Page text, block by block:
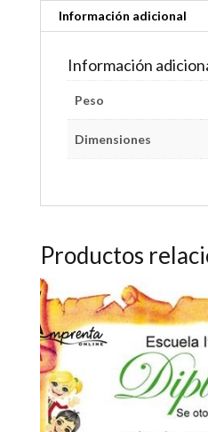
Información adicional
Información
Peso
Dimensiones
Productos